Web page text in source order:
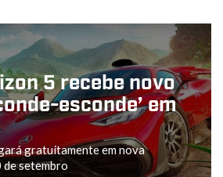
5 recebe novo
esconde’ em
gratuitamente em nova
de setembro